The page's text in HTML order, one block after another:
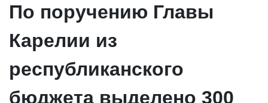
По поручению Главы
Карелии из
республиканского
бюджета выделено 300